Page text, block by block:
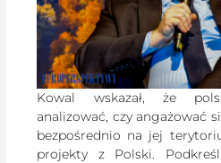
Kowal wskazał, że
analizować, czy angażować
bezpośrednio na jej
projekty z Polski.